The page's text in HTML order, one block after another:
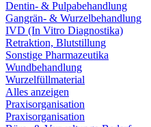
Dentin- & Pulpabehandlung
Gangrän- & Wurzelbehandlung
IVD (In Vitro Diagnostika)
Retraktion, Blutstillung
Sonstige Pharmazeutika
Wundbehandlung
Wurzelfüllmaterial
Alles anzeigen
Praxisorganisation
Praxisorganisation